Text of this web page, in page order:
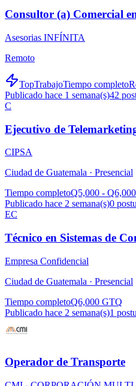
Consultor (a) Comercial
Asesorias INFÍNITA
Remoto
TopTrabajoTiempo completo
Publicado hace 1 semana(s)42
C
Ejecutivo de
CIPSA
Ciudad de Guatemala · Presencial
Tiempo completoQ5,000 -
Publicado hace 2 semana(s)0
EC
Técnico en Sistemas de
Empresa Confidencial
Ciudad de Guatemala · Presencial
Tiempo completoQ6,000 GTQ
Publicado hace 2 semana(s)1
Operador de Transporte